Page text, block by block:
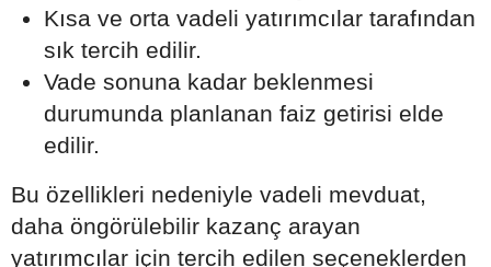
Kısa ve orta vadeli yatırımcılar tarafından
sık tercih edilir.
Vade sonuna kadar beklenmesi
durumunda planlanan faiz getirisi elde
edilir.
Bu özellikleri nedeniyle vadeli mevduat,
daha öngörülebilir kazanç arayan
yatırımcılar için tercih edilen seçeneklerden